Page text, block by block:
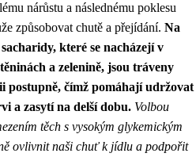
nárůstu a následnému poklesu
způsobovat chutě a přejídání. Na
které se nacházejí v
a zelenině, jsou tráveny
postupně, čímž pomáhají udržovat
a zasytí na delší dobu. Volbou
těch s vysokým glykemickým
ovlivnit naši chuť k jídlu a podpořit